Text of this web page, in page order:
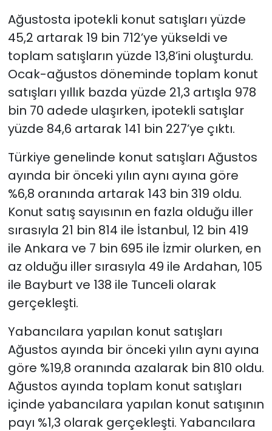
Ağustosta ipotekli konut satışları yüzde
45,2 artarak 19 bin 712’ye yükseldi ve
toplam satışların yüzde 13,8’ini oluşturdu.
Ocak-ağustos döneminde toplam konut
satışları yıllık bazda yüzde 21,3 artışla 978
bin 70 adede ulaşırken, ipotekli satışlar
yüzde 84,6 artarak 141 bin 227’ye çıktı.
Türkiye genelinde konut satışları Ağustos
ayında bir önceki yılın aynı ayına göre
%6,8 oranında artarak 143 bin 319 oldu.
Konut satış sayısının en fazla olduğu iller
sırasıyla 21 bin 814 ile İstanbul, 12 bin 419
ile Ankara ve 7 bin 695 ile İzmir olurken, en
az olduğu iller sırasıyla 49 ile Ardahan, 105
ile Bayburt ve 138 ile Tunceli olarak
gerçekleşti.
Yabancılara yapılan konut satışları
Ağustos ayında bir önceki yılın aynı ayına
göre %19,8 oranında azalarak bin 810 oldu.
Ağustos ayında toplam konut satışları
içinde yabancılara yapılan konut satışının
payı %1,3 olarak gerçekleşti. Yabancılara